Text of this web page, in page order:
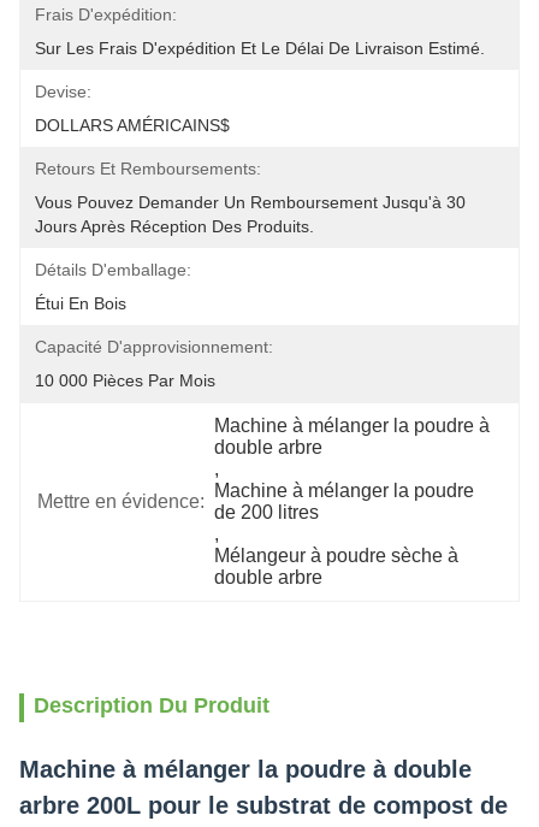
Frais D'expédition:
Sur Les Frais D'expédition Et Le Délai De Livraison Estimé.
Devise:
DOLLARS AMÉRICAINS$
Retours Et Remboursements:
Vous Pouvez Demander Un Remboursement Jusqu'à 30
Jours Après Réception Des Produits.
Détails D'emballage:
Étui En Bois
Capacité D'approvisionnement:
10 000 Pièces Par Mois
Mettre en évidence:
Machine à mélanger la poudre à
double arbre
,
Machine à mélanger la poudre
de 200 litres
,
Mélangeur à poudre sèche à
double arbre
Description Du Produit
Machine à mélanger la poudre à double
arbre 200L pour le substrat de compost de